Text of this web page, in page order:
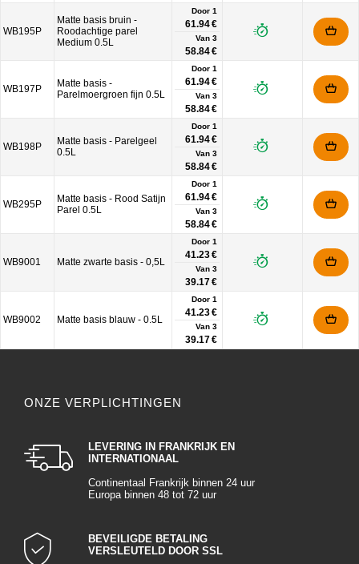
WB195P
Matte basis bruin -
Roodachtige parel
Medium 0.5L
Door 1
61.94 €
Van 3
58.84 €
WB197P
Matte basis -
Parelmoergroen fijn 0.5L
Door 1
61.94 €
Van 3
58.84 €
WB198P
Matte basis - Parelgeel
0.5L
Door 1
61.94 €
Van 3
58.84 €
WB295P
Matte basis - Rood Satijn
Parel 0.5L
Door 1
61.94 €
Van 3
58.84 €
WB9001 Matte zwarte basis - 0,5L
Door 1
41.23 €
Van 3
39.17 €
WB9002 Matte basis blauw - 0.5L
Door 1
41.23 €
Van 3
39.17 €
ONZE VERPLICHTINGEN
LEVERING IN FRANKRIJK EN
INTERNATIONAAL
Continentaal Frankrijk binnen 24 uur
Europa binnen 48 tot 72 uur
BEVEILIGDE BETALING
VERSLEUTELD DOOR SSL